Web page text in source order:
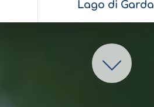
Lago di Garda